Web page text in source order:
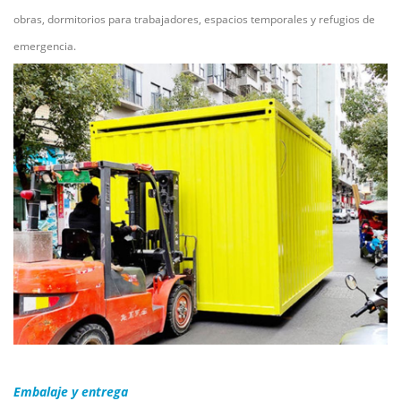
obras, dormitorios para trabajadores, espacios temporales y refugios de
emergencia.
Embalaje y entrega